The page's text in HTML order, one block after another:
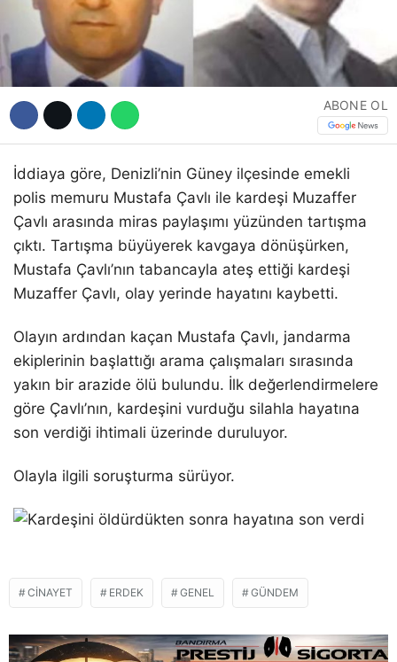
Instagram
Youtube
ABONE OL
İddiaya göre, Denizli’nin Güney ilçesinde emekli
polis memuru Mustafa Çavlı ile kardeşi Muzaffer
Çavlı arasında miras paylaşımı yüzünden tartışma
çıktı. Tartışma büyüyerek kavgaya dönüşürken,
Mustafa Çavlı’nın tabancayla ateş ettiği kardeşi
Muzaffer Çavlı, olay yerinde hayatını kaybetti.
Olayın ardından kaçan Mustafa Çavlı, jandarma
ekiplerinin başlattığı arama çalışmaları sırasında
yakın bir arazide ölü bulundu. İlk değerlendirmelere
göre Çavlı’nın, kardeşini vurduğu silahla hayatına
son verdiği ihtimali üzerinde duruluyor.
Olayla ilgili soruşturma sürüyor.
CINAYET ERDEK GENEL GÜNDEM